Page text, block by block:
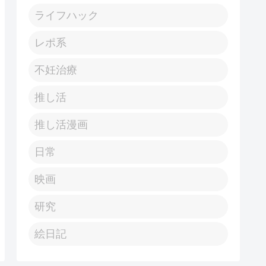
ライフハック
レポ系
不妊治療
推し活
推し活漫画
日常
映画
研究
絵日記